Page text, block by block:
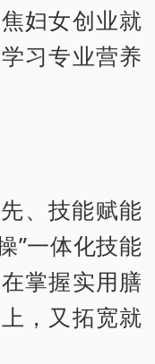
妇女创业就
习专业营养
、技能赋能
”一体化技能
掌握实用膳
，又拓宽就